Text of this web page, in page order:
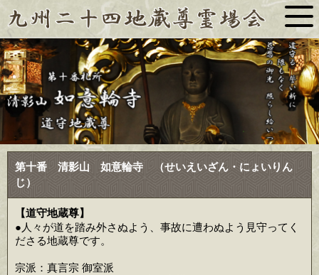
第十番 清影山 如意輪寺 （せいえいざん・にょいりん
じ）
【道守地蔵尊】
●人々が道を踏み外さぬよう、事故に遭わぬよう見守ってく
ださる地蔵尊です。
宗派：真言宗 御室派